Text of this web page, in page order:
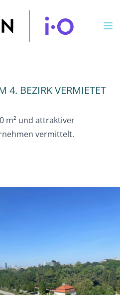
4. BEZIRK VERMIETET
m² und attraktiver
vermittelt.